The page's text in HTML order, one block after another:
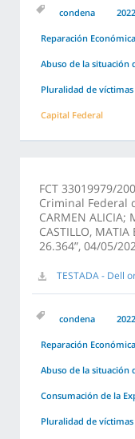
condena 2022
Reparación Económica
Abuso de la situación
Pluralidad de víctimas
Capital Federal
FCT 33019979/
Criminal Federal
CARMEN ALICIA;
CASTILLO, MATIA
26.364”, 04/05/
TESTADA - Dell
condena 2022
Reparación Económica
Abuso de la situación
Consumación de la
Pluralidad de víctimas